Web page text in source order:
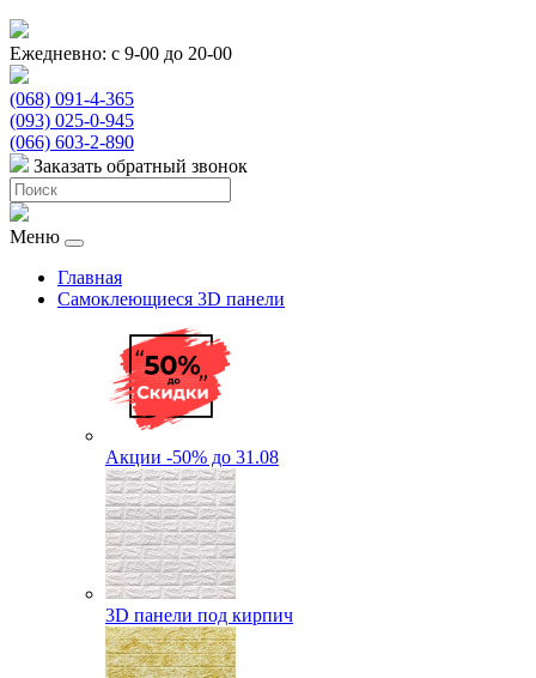
Ежедневно: с 9-00 до 20-00
(068) 091-4-365
(093) 025-0-945
(066) 603-2-890
Заказать обратный звонок
Меню
Главная
Самоклеющиеся 3D панели
Акции -50% до 31.08
3D панели под кирпич